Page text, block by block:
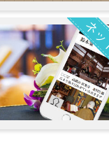
ネ